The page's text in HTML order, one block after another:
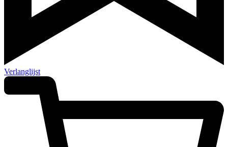
Verlanglijst